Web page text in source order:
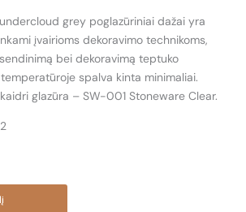
grey poglazūriniai dažai yra
įvairioms dekoravimo technikoms,
bei dekoravimą teptuko
spalva kinta minimaliai.
glazūra – SW-001 Stoneware Clear.